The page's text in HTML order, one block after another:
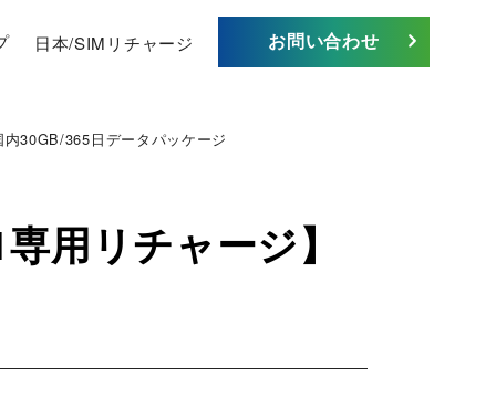
日本/SIMリチャージ お問い合わせ
30GB/365日データパッケージ
用リチャージ】